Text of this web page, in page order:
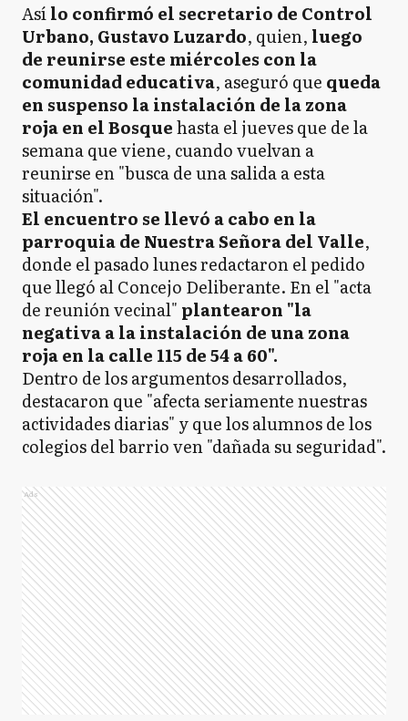
Asílo confirmó el secretario de Control
Urbano, Gustavo Luzardo, quien, luego
de reunirse este miércoles con la
comunidad educativa, aseguró que queda
en suspenso la instalación de la zona
roja en el Bosquehasta el jueves que de la
semana que viene, cuando vuelvan a
reunirse en "busca de una salida a esta
situación".
El encuentro se llevó a cabo en la
parroquia de Nuestra Señora del Valle,
donde el pasado lunes redactaron el pedido
que llegó al Concejo Deliberante. En el "acta
de reunión vecinal" plantearon "la
negativa a la instalación de una zona
roja en la calle 115 de 54 a 60".
Dentro de los argumentos desarrollados,
destacaron que "afecta seriamente nuestras
actividades diarias" y que los alumnos de los
colegios del barrio ven "dañada su seguridad".
Ads